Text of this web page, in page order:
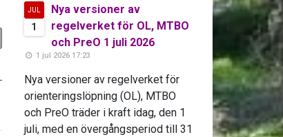
JUL
1
Nya versioner av
regelverket för OL, MTBO
och PreO 1 juli 2026
1 jul 2026 17:23
Nya versioner av regelverket för
orienteringslöpning (OL), MTBO
och PreO träder i kraft idag, den 1
juli, med en övergångsperiod till 31